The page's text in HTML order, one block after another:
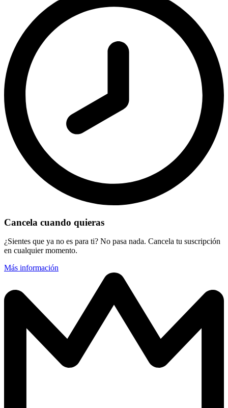
Cancela cuando quieras
¿Sientes que ya no es para ti? No pasa nada. Cancela tu suscripción
en cualquier momento.
Más información